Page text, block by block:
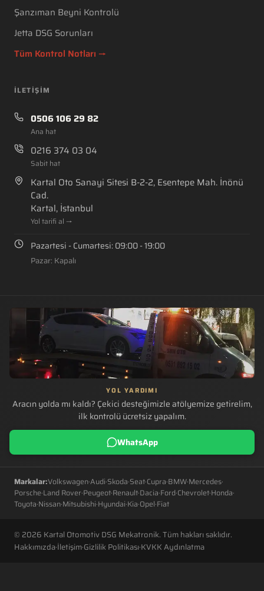
Şanzıman Beyni Kontrolü
Jetta DSG Sorunları
Tüm Kontrol Notları →
İLETIŞIM
0506 106 29 82
Ana hat
0216 374 03 04
Sabit hat
Kartal Oto Sanayi Sitesi B-2-2, Esentepe Mah. İnönü
Cad.
Kartal, İstanbul
Yol tarifi al →
Pazartesi - Cumartesi: 09:00 - 19:00
Pazar: Kapalı
YOL YARDIMI
Aracın yolda mı kaldı? Çekici desteğimizle atölyemize getirelim,
ilk kontrolü ücretsiz yapalım.
WhatsApp
Markalar:Volkswagen·Audi·Skoda·Seat·Cupra·BMW·Mercedes·
Porsche·Land Rover·Peugeot·Renault·Dacia·Ford·Chevrolet·Honda·
Toyota·Nissan·Mitsubishi·Hyundai·Kia·Opel·Fiat
© 2026 Kartal Otomotiv DSG Mekatronik. Tüm hakları saklıdır.
Hakkımızda·İletişim·Gizlilik Politikası·KVKK Aydınlatma